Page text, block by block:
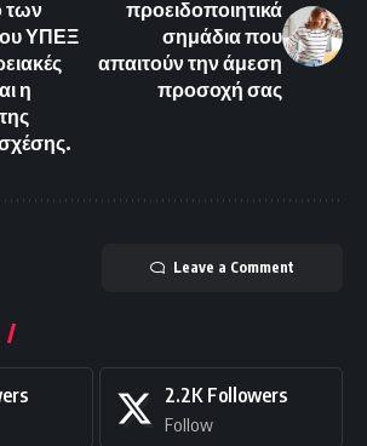
των
ΥΠΕΞ
η
προειδοποιητικά
σημάδια που
απαιτούν την άμεση
προσοχή σας
Leave a Comment
2.2K Followers
Follow